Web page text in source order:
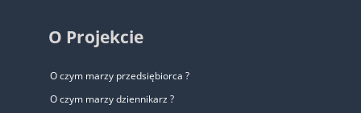
O Projekcie
O czym marzy przedsiębiorca ?
O czym marzy dziennikarz ?